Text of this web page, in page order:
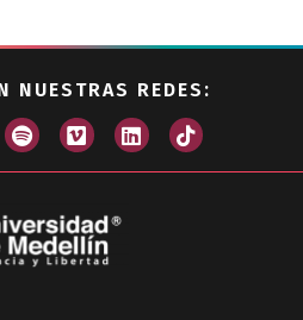
NUESTRAS REDES: